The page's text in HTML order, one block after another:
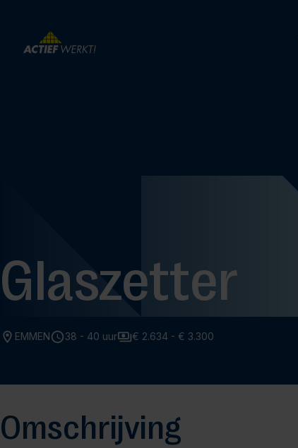
Glaszetter
EMMEN 38 - 40 uur € 2.634 - € 3.300
Omschrijving